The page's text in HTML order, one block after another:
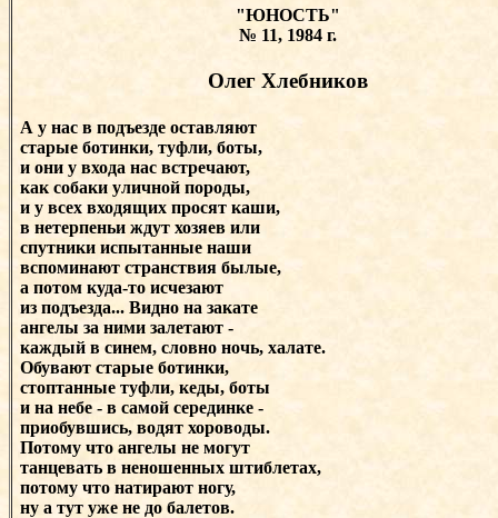
"ЮНОСТЬ"
№ 11, 1984 г.
Олег Хлебников
А у нас в подъезде оставляют
старые ботинки, туфли, боты,
и они у входа нас встречают,
как собаки уличной породы,
и у всех входящих просят каши,
в нетерпеньи ждут хозяев или
спутники испытанные наши
вспоминают странствия былые,
а потом куда-то исчезают
из подъезда... Видно на закате
ангелы за ними залетают -
каждый в синем, словно ночь, халате.
Обувают старые ботинки,
стоптанные туфли, кеды, боты
и на небе - в самой серединке -
приобувшись, водят хороводы.
Потому что ангелы не могут
танцевать в неношенных штиблетах,
потому что натирают ногу,
ну а тут уже не до балетов.